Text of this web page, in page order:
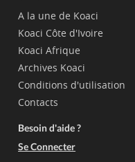
A la une de Koaci
Koaci Côte d'Ivoire
Koaci Afrique
Archives Koaci
Conditions d'utilisation
Contacts
Besoin d'aide ?
Se Connecter